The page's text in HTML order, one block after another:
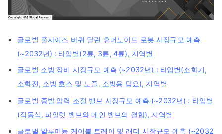
글로벌 풀사이즈 바퀴 달린 휴머노이드 로봇 시장규모 예측
(~2032년) : 타입별(2륜, 3륜, 4륜), 지역별
글로벌 소방 장비 시장규모 예측 (~2032년) : 타입별(소화기,
소화전, 소방 호스 및 노즐, 소방용 담요), 지역별
글로벌 증발 압력 조절 밸브 시장규모 예측 (~2032년) : 타입별
(직동식, 파일럿 밸브와 메인 밸브의 결합), 지역별
글로벌 알루미늄 케이블 트레이 및 래더 시장규모 예측 (~2032